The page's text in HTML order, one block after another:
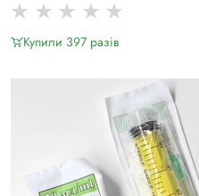
Купили 397 разiв